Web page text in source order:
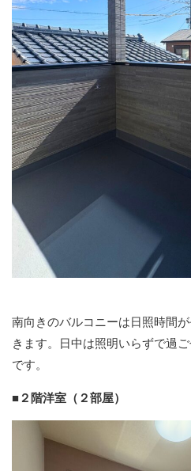
南向きのバルコニーは日照時間
きます。日中は照明いらずで過
です。
■２階洋室（２部屋）